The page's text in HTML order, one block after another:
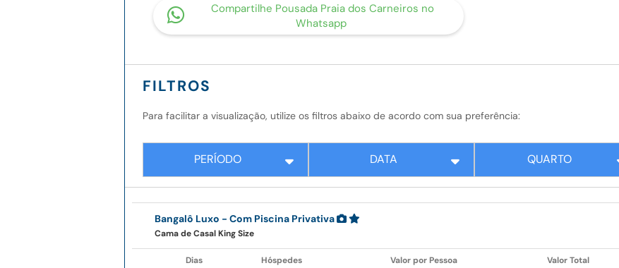
Compartilhe Pousada Praia dos Carneiros no
Whatsapp
FILTROS
Para facilitar a visualização, utilize os filtros abaixo de acordo com sua preferência:
PERÍODO DATA QUARTO
Bangalô Luxo - Com Piscina Privativa
Cama de Casal King Size
Dias Hóspedes Valor por Pessoa Valor Total